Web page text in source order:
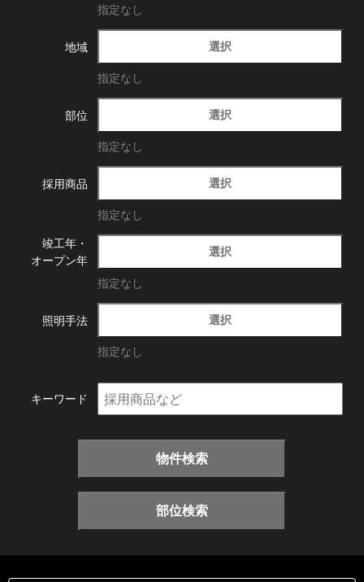
指定なし
地域 選択
指定なし
部位 選択
指定なし
採用商品 選択
指定なし
竣工年・
オープン年
選択
指定なし
照明手法 選択
指定なし
キーワード
物件検索
部位検索